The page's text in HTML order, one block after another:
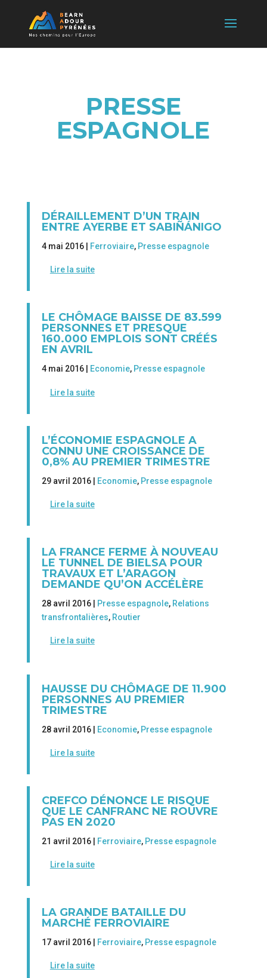
PRESSE
ESPAGNOLE
DÉRAILLEMENT D’UN TRAIN
ENTRE AYERBE ET SABIÑÁNIGO
4 mai 2016 | Ferroviaire, Presse espagnole
Lire la suite
LE CHÔMAGE BAISSE DE 83.599
PERSONNES ET PRESQUE
160.000 EMPLOIS SONT CRÉÉS
EN AVRIL
4 mai 2016 | Economie, Presse espagnole
Lire la suite
L’ÉCONOMIE ESPAGNOLE A
CONNU UNE CROISSANCE DE
0,8% AU PREMIER TRIMESTRE
29 avril 2016 | Economie, Presse espagnole
Lire la suite
LA FRANCE FERME À NOUVEAU
LE TUNNEL DE BIELSA POUR
TRAVAUX ET L’ARAGON
DEMANDE QU’ON ACCÉLÈRE
28 avril 2016 | Presse espagnole, Relations
transfrontalières, Routier
Lire la suite
HAUSSE DU CHÔMAGE DE 11.900
PERSONNES AU PREMIER
TRIMESTRE
28 avril 2016 | Economie, Presse espagnole
Lire la suite
CREFCO DÉNONCE LE RISQUE
QUE LE CANFRANC NE ROUVRE
PAS EN 2020
21 avril 2016 | Ferroviaire, Presse espagnole
Lire la suite
LA GRANDE BATAILLE DU
MARCHÉ FERROVIAIRE
17 avril 2016 | Ferroviaire, Presse espagnole
Lire la suite